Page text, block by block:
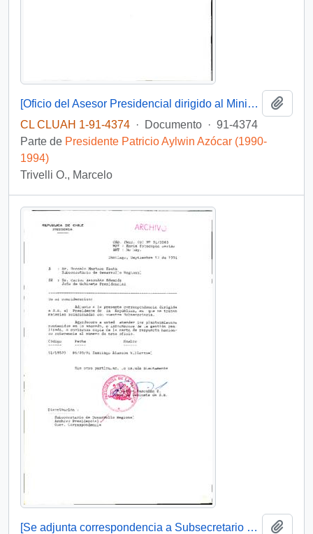
[Oficio del Asesor Presidencial dirigido al Ministro de Relaciones Exteriores]
CL CLUAH 1-91-4374 · Documento · 91-4374
Parte de Presidente Patricio Aylwin Azócar (1990-
1994)
Trivelli O., Marcelo
[Se adjunta correspondencia a Subsecretario de Desarrollo Regional]